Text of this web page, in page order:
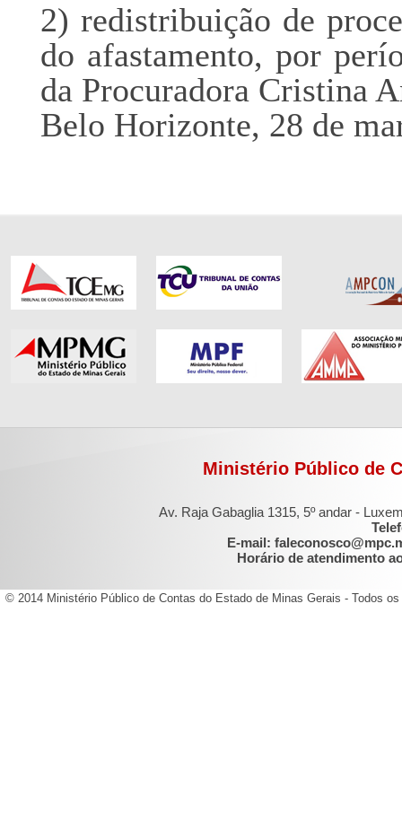
2) redistribuição de
do afastamento, por
da Procuradora Cristina
Belo Horizonte, 28 de
Ministério Público de
Av. Raja Gabaglia 1315, 5º andar -
E-mail:
Horário de atendimento
© 2014 Ministério Público de Contas do Estado de Minas Gerais - Todos